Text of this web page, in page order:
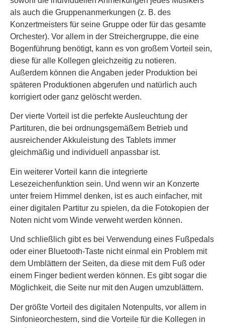
als auch die Gruppenanmerkungen (z. B. des
Konzertmeisters für seine Gruppe oder für das gesamte
Orchester). Vor allem in der Streichergruppe, die eine
Bogenführung benötigt, kann es von großem Vorteil sein,
diese für alle Kollegen gleichzeitig zu notieren.
Außerdem können die Angaben jeder Produktion bei
späteren Produktionen abgerufen und natürlich auch
korrigiert oder ganz gelöscht werden.
Der vierte Vorteil ist die perfekte Ausleuchtung der
Partituren, die bei ordnungsgemäßem Betrieb und
ausreichender Akkuleistung des Tablets immer
gleichmäßig und individuell anpassbar ist.
Ein weiterer Vorteil kann die integrierte
Lesezeichenfunktion sein. Und wenn wir an Konzerte
unter freiem Himmel denken, ist es auch einfacher, mit
einer digitalen Partitur zu spielen, da die Fotokopien der
Noten nicht vom Winde verweht werden können.
Und schließlich gibt es bei Verwendung eines Fußpedals
oder einer Bluetooth-Taste nicht einmal ein Problem mit
dem Umblättern der Seiten, da diese mit dem Fuß oder
einem Finger bedient werden können. Es gibt sogar die
Möglichkeit, die Seite nur mit den Augen umzublättern.
Der größte Vorteil des digitalen Notenpults, vor allem in
Sinfonieorchestern, sind die Vorteile für die Kollegen in